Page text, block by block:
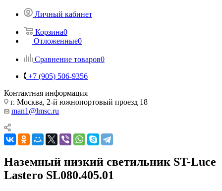
Личный кабинет
Корзина0
Отложенные0
Сравнение товаров0
+7 (905) 506-9356
Контактная информация
г. Москва, 2-й южнопортовый проезд 18
man1@lmsc.ru
Наземный низкий светильник ST-Luce
Lastero SL080.405.01